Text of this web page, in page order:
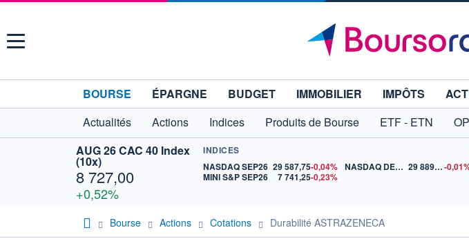
Menu
BOURSE ÉPARGNE BUDGET IMMOBILIER IMPÔTS
Actualités
Actions Indices Produits de Bourse ETF - ETN
AUG 26 CAC 40 Index
(10x)
8 727,00
+0,52%
INDICES
NASDAQ SEP26 29 587,75-0,04%
MINI S&P SEP26
7 741,25-0,23%
NASDAQ DEC26 29 889,75-
Bourse Actions Cotations Durabilité ASTRAZENECA